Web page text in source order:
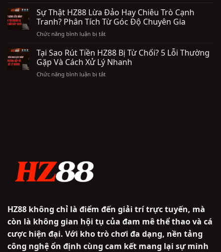
Tích
Chỉ
RTP
Tế
HZ88:
Hướng
Chi
Để
Rút
Thành
HZ88
Thực
Tế:
Kiểm
Tốc
Độ
Rút
Sự Thật HZ88 Lừa Đảo Hay Chiêu Trò Cạnh
Tranh? Phân Tích Từ Góc Độ Chuyên Gia
Chức năng bình luận bị tắtở
Thật
HZ88
Lừa
Đảo
Tại Sao Rút Tiền HZ88 Bị Từ Chối? 5 Lỗi Thường
Gặp Và Cách Xử Lý Nhanh
Chức năng bình luận bị tắtở
Lý
Nhanh
HZ88 không chỉ là điểm đến giải trí trực tuyến, mà
còn là không gian hội tụ của đam mê thể thao và cá
cược hiện đại. Với kho trò chơi đa dạng, nền tảng
công nghệ ổn định cùng cam kết mang lại sự minh